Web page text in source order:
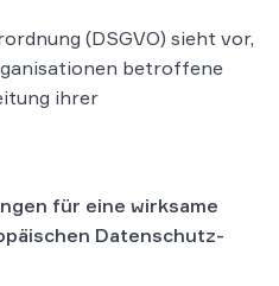
(DSGVO) sieht vor,
betroffene
ihrer
für eine wirksame
Datenschutz-